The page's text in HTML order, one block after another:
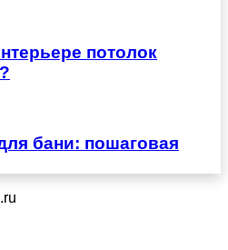
потолок
бани: пошаговая